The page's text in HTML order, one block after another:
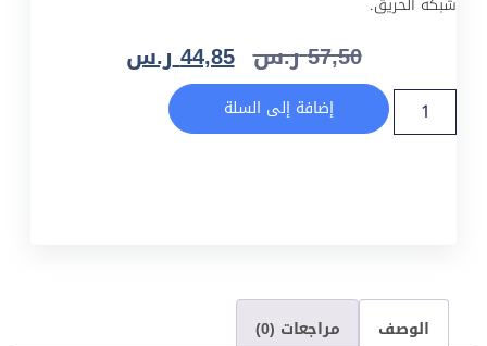
57,50ر.س 44,85ر.س
إضافة إلى السلة
الوصف مراجعات (0)